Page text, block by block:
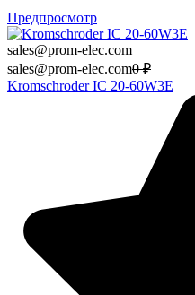
Предпросмотр
sales@prom-elec.com
sales@prom-elec.com0 ₽
Kromschroder IC 20-60W3E